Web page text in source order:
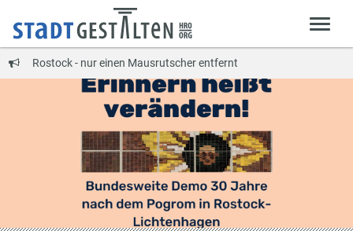
Rostock - nur einen Mausrutscher entfernt